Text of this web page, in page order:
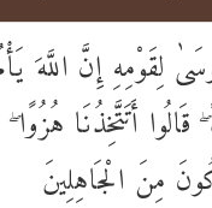
لِقَوْمِهِ إِنَّ اللَّهَ
قَالُوا أَتَتَّخِذُنَا
مِنَ الْجَاهِلِينَ